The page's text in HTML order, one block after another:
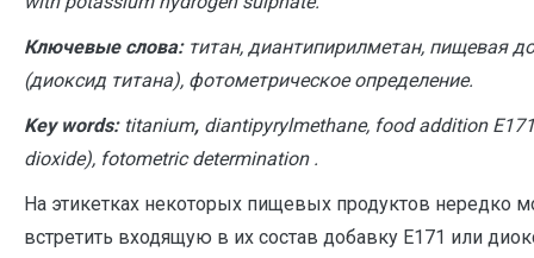
Ключевые слова: титан, диантипирилметан, пищевая
(диоксид титана), фотометрическое определение.
Key words: titanium, diantipyrylmethane, food addition
dioxide), fotometric determination .
На этикетках некоторых пищевых продуктов нередко
встретить входящую в их состав добавку Е171 или